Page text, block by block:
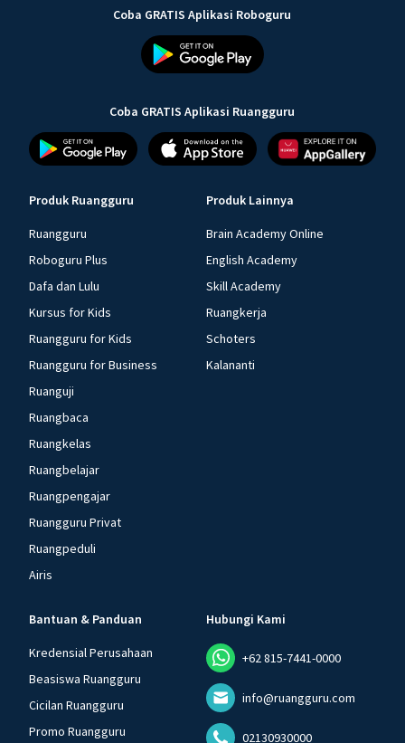
Coba GRATIS Aplikasi Roboguru
Coba GRATIS Aplikasi Ruangguru
Produk Ruangguru
Ruangguru
Roboguru Plus
Dafa dan Lulu
Kursus for Kids
Ruangguru for Kids
Ruangguru for Business
Ruanguji
Ruangbaca
Ruangkelas
Ruangbelajar
Ruangpengajar
Ruangguru Privat
Ruangpeduli
Airis
Produk Lainnya
Brain Academy Online
English Academy
Skill Academy
Ruangkerja
Schoters
Kalananti
Bantuan & Panduan
Kredensial Perusahaan
Beasiswa Ruangguru
Cicilan Ruangguru
Promo Ruangguru
Hubungi Kami
+62 815-7441-0000
info@ruangguru.com
02130930000